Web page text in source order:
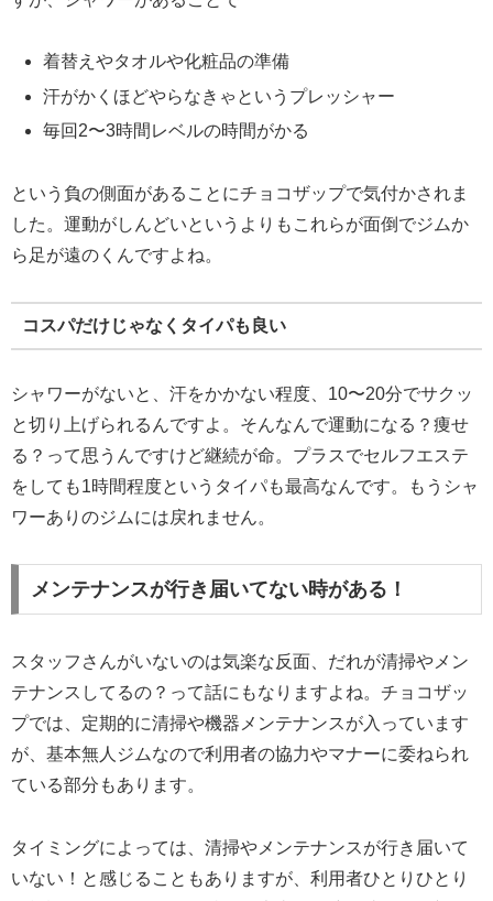
着替えやタオルや化粧品の準備
汗がかくほどやらなきゃというプレッシャー
毎回2〜3時間レベルの時間がかる
という負の側面があることにチョコザップで気付かされま
した。運動がしんどいというよりもこれらが面倒でジムか
ら足が遠のくんですよね。
コスパだけじゃなくタイパも良い
シャワーがないと、汗をかかない程度、10〜20分でサクッ
と切り上げられるんですよ。そんなんで運動になる？痩せ
る？って思うんですけど継続が命。プラスでセルフエステ
をしても1時間程度というタイパも最高なんです。もうシャ
ワーありのジムには戻れません。
メンテナンスが行き届いてない時がある！
スタッフさんがいないのは気楽な反面、だれが清掃やメン
テナンスしてるの？って話にもなりますよね。チョコザッ
プでは、定期的に清掃や機器メンテナンスが入っています
が、基本無人ジムなので利用者の協力やマナーに委ねられ
ている部分もあります。
タイミングによっては、清掃やメンテナンスが行き届いて
いない！と感じることもありますが、利用者ひとりひとり